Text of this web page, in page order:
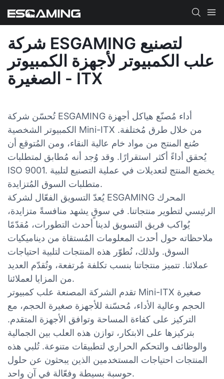
شركة ESGAMING لتصنيع
علب الكمبيوتر لأجهزة الكمبيوتر
الصغيرة - ITX
تُحسّن شركة ESGAMING أداء مُصنّع هياكل أجهزة
الكمبيوتر الشخصية Mini-ITX من خلال طرق مُختلفة.
صُنع المنتج من مواد خام عالية النقاء، ومن المُتوقع أن
يُحقق أداءً أكثر استقرارًا. وقد وُجد أنه مُطابق لمتطلبات
ISO 9001. يخضع المنتج لتعديلات في عملية التصنيع لتلبية
متطلبات السوق المُتزايدة.
يُعدّ التسويق الفعّال لشركة ESGAMING المحرك
الرئيسي لتطوير منتجاتنا. في سوقٍ يشهد منافسةً متزايدة،
يُواكب فريق التسويق لدينا أحدث التطورات، مُقدّمًا
ملاحظاته حول أحدث المعلومات المُستقاة من ديناميكيات
السوق. ولذلك، نُطوّر هذه المنتجات لتلبية احتياجات
عملائنا. تتميز منتجاتنا بنسب تكلفة مُرتفعة، وتُقدّم العديد
من المزايا لعملائنا.
تقدم الشركة المصنعة علب كمبيوتر Mini-ITX صغيرة
الحجم وعالية الأداء، مُحسّنة للأجهزة صغيرة الحجم، مع
التركيز على كفاءة المساحة وتوافق الأجهزة المتقدم.
بتركيزها على الابتكار، توازن هذه العلب بين الجمالية
والوظائف والتحكم الحراري لتطبيقات متنوعة. تُلبي هذه
المنتجات احتياجات المستخدمين الذين يبحثون عن حلول
حوسبة بسيطة وفعّالة في آنٍ واحد.